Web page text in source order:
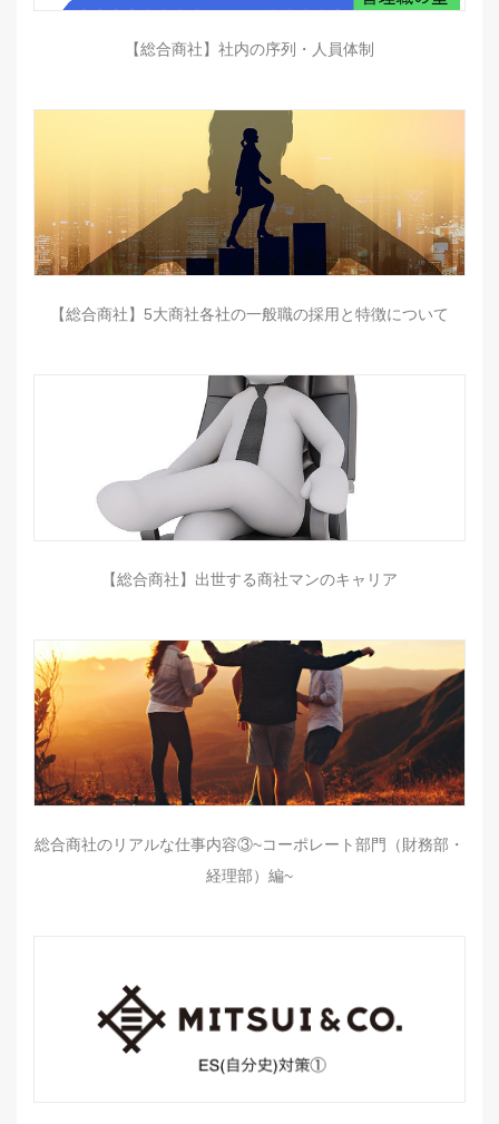
【総合商社】社内の序列・人員体制
【総合商社】5大商社各社の一般職の採用と特徴について
【総合商社】出世する商社マンのキャリア
総合商社のリアルな仕事内容③~コーポレート部門（財務部・
経理部）編~